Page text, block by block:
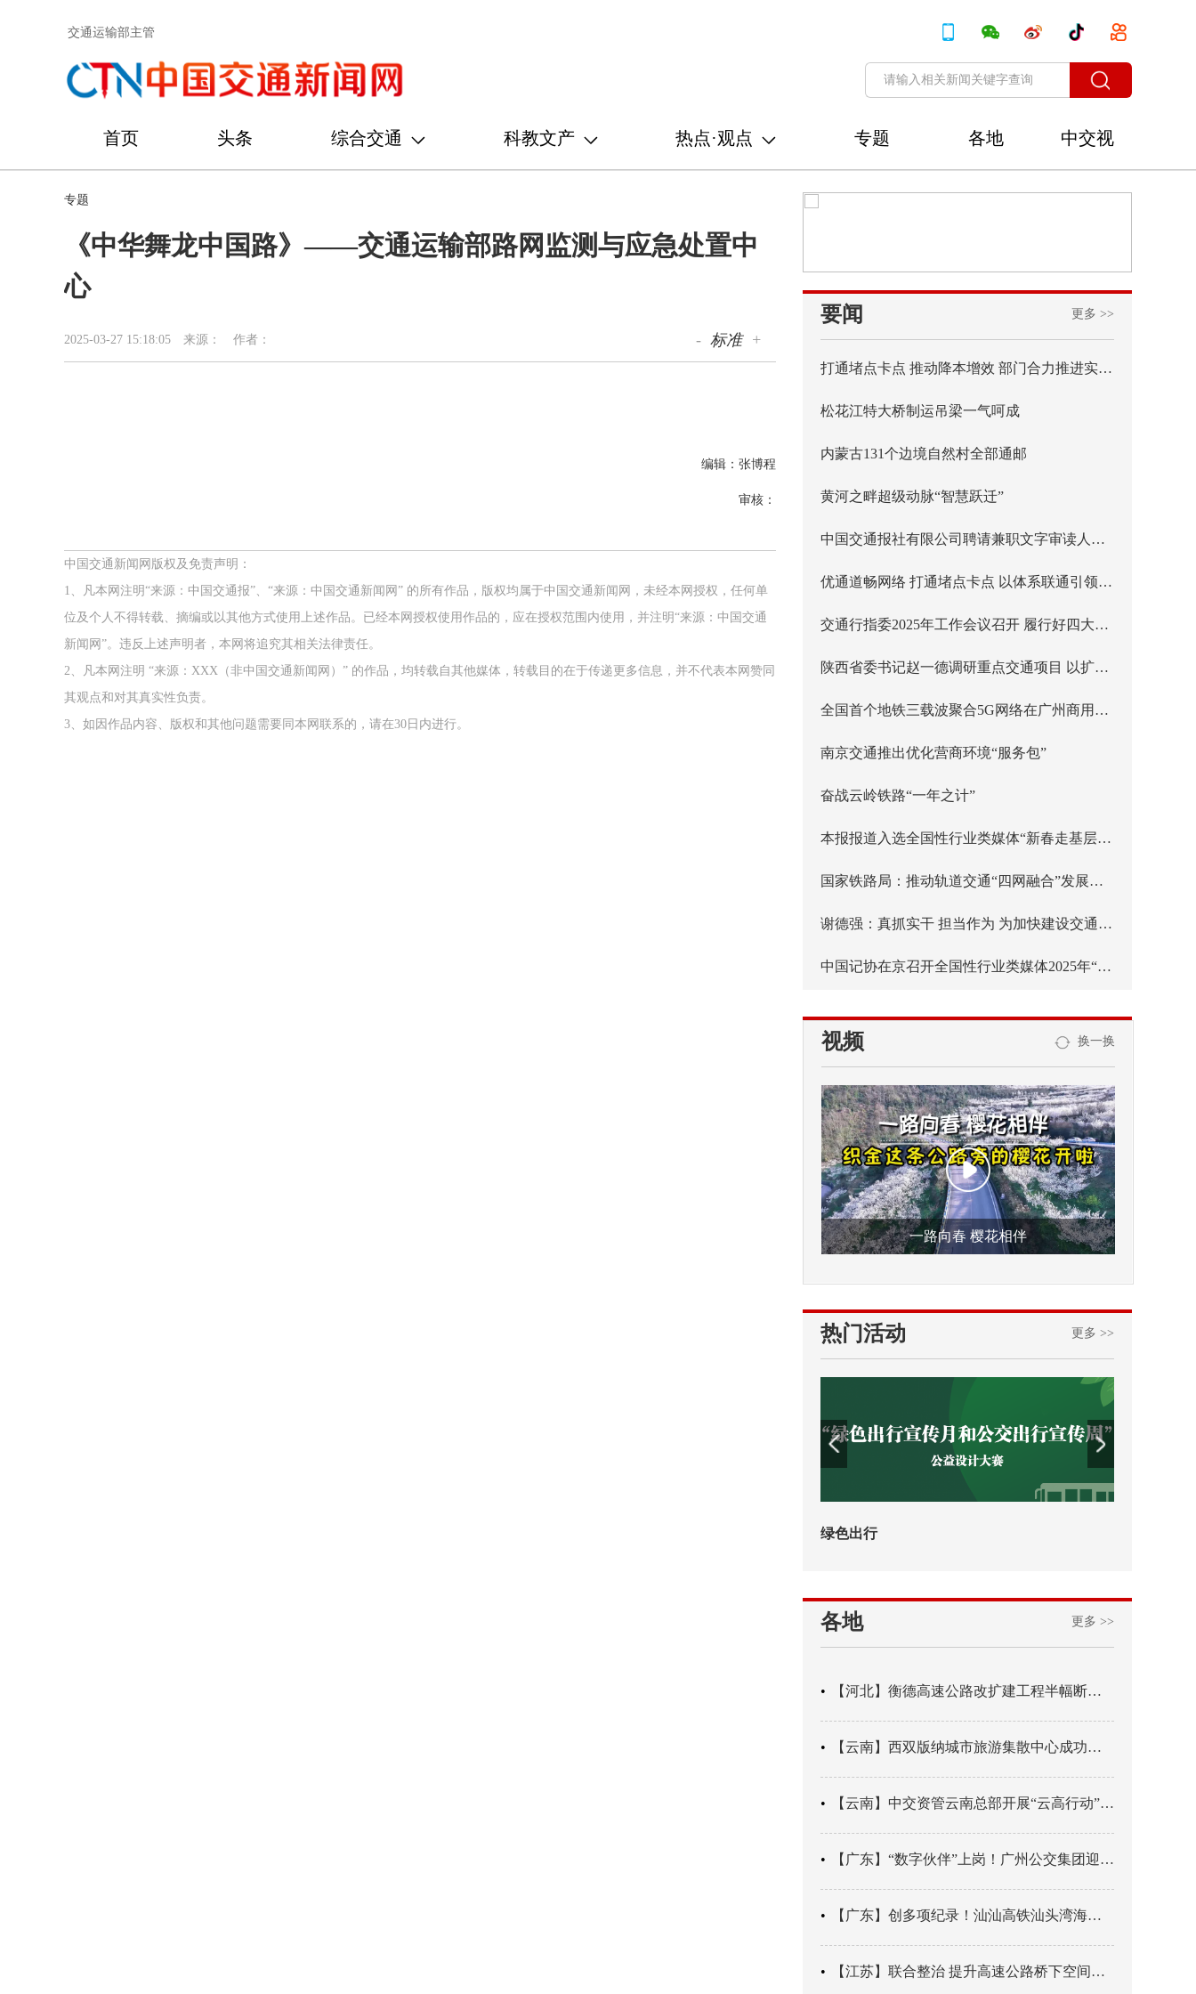
交通运输部主管
首页 头条 综合交通 科教文产 热点·观点 专题 各地
中交视
讯
专题
《中华舞龙中国路》——交通运输部路网监测与应急处置中
心
2025-03-27 15:18:05 来源： 作者： - 标准 +
编辑：张博程
审核：
中国交通新闻网版权及免责声明：
1、凡本网注明“来源：中国交通报”、“来源：中国交通新闻网” 的所有作品，版权均属于中国交通新闻网，未经本网授权，任何单
位及个人不得转载、摘编或以其他方式使用上述作品。已经本网授权使用作品的，应在授权范围内使用，并注明“来源：中国交通
新闻网”。违反上述声明者，本网将追究其相关法律责任。
2、凡本网注明 “来源：XXX（非中国交通新闻网）” 的作品，均转载自其他媒体，转载目的在于传递更多信息，并不代表本网赞同
其观点和对其真实性负责。
3、如因作品内容、版权和其他问题需要同本网联系的，请在30日内进行。
要闻 更多 >>
打通堵点卡点 推动降本增效 部门合力推进实施内河水运体系联通
松花江特大桥制运吊梁一气呵成
内蒙古131个边境自然村全部通邮
黄河之畔超级动脉“智慧跃迁”
中国交通报社有限公司聘请兼职文字审读人员信息公告
优通道畅网络 打通堵点卡点 以体系联通引领新时代内河水运高质量发展
交通行指委2025年工作会议召开 履行好四大职能助力交通运输职业教育高质量发展
陕西省委书记赵一德调研重点交通项目 以扩大有效投资牵引建设现代综合交通体系
全国首个地铁三载波聚合5G网络在广州商用落地
南京交通推出优化营商环境“服务包”
奋战云岭铁路“一年之计”
本报报道入选全国性行业类媒体“新春走基层”活动优秀作品
国家铁路局：推动轨道交通“四网融合”发展取得积极成效
谢德强：真抓实干 担当作为 为加快建设交通强国贡献江西力量
中国记协在京召开全国性行业类媒体2025年“新春走基层”活动座谈会 发布活动优秀案例
视频 换一换
一路向春 樱花相伴
热门活动 更多 >>
各地 更多 >>
【河北】衡德高速公路改扩建工程半幅断交首日实现安全运行
【云南】西双版纳城市旅游集散中心成功创建为一级城市旅游集散中心
【云南】中交资管云南总部开展“云高行动”促进各族青少年交流
【广东】“数字伙伴”上岗！广州公交集团迎来AI员工
【广东】创多项纪录！汕汕高铁汕头湾海底隧道贯通
【江苏】联合整治 提升高速公路桥下空间安全环境质量